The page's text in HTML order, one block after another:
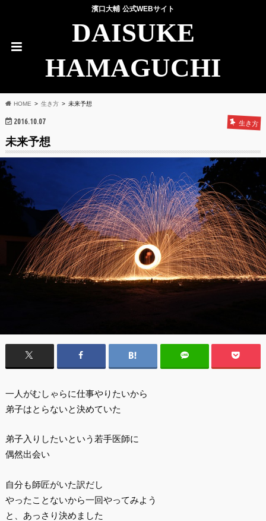
濱口大輔 公式WEBサイト
DAISUKE
HAMAGUCHI
HOME 生き方 未来予想
2016.10.07 生き方
未来予想
一人がむしゃらに仕事やりたいから
弟子はとらないと決めていた
弟子入りしたいという若手医師に
偶然出会い
自分も師匠がいた訳だし
やったことないから一回やってみよう
と、あっさり決めました